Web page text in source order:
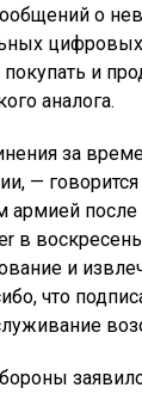
о
и
аналога.
за
— говорится
армией после
в
и
что